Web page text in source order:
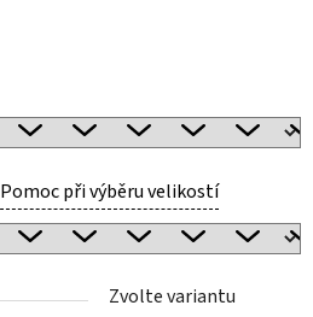
Pomoc při výběru velikostí
Zvolte variantu